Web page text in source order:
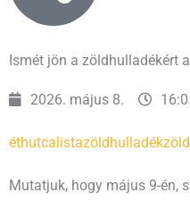
Ismét jön a zöldhulladékért
2026. május 8.
éthutcalistazöldhulladék
Mutatjuk, hogy május 9-én,